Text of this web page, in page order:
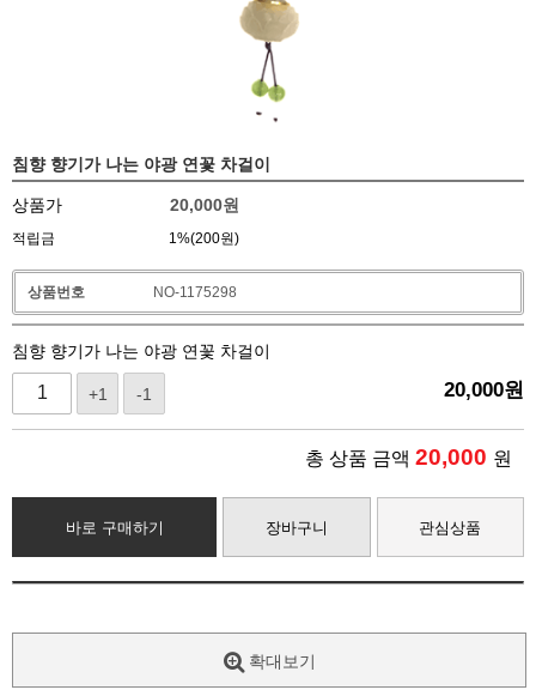
침향 향기가 나는 야광 연꽃 차걸이
상품가 20,000원
적립금 1%(200원)
상품번호 NO-1175298
침향 향기가 나는 야광 연꽃 차걸이
+1 -1 20,000원
총 상품 금액 20,000 원
바로 구매하기 장바구니 관심상품
확대보기